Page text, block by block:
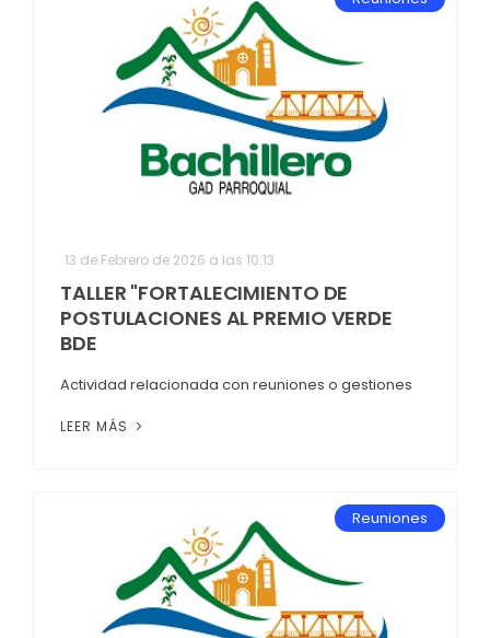
13 de Febrero de 2026 a las 10:13
TALLER "FORTALECIMIENTO DE
POSTULACIONES AL PREMIO VERDE
BDE
Actividad relacionada con reuniones o gestiones
LEER MÁS
Reuniones